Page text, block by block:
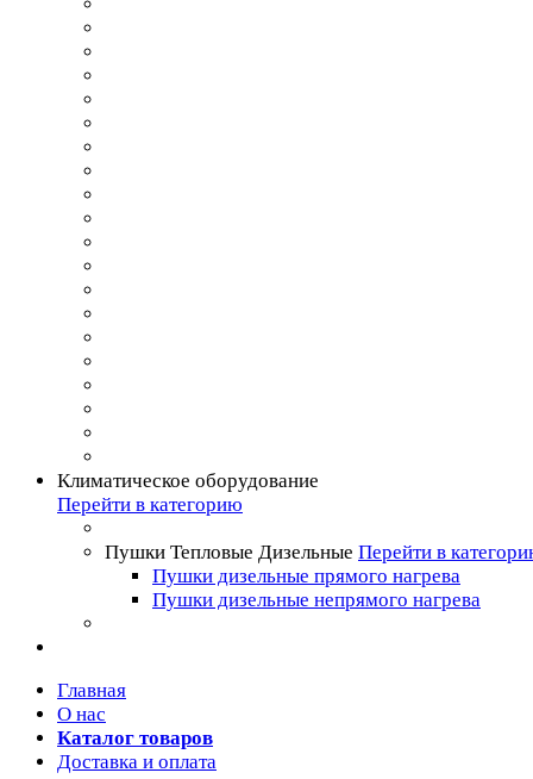
Климатическое оборудование
Перейти в категорию
Пушки Тепловые Дизельные Перейти в
Пушки дизельные прямого нагрева
Пушки дизельные непрямого нагрева
Главная
О нас
Каталог товаров
Доставка и оплата